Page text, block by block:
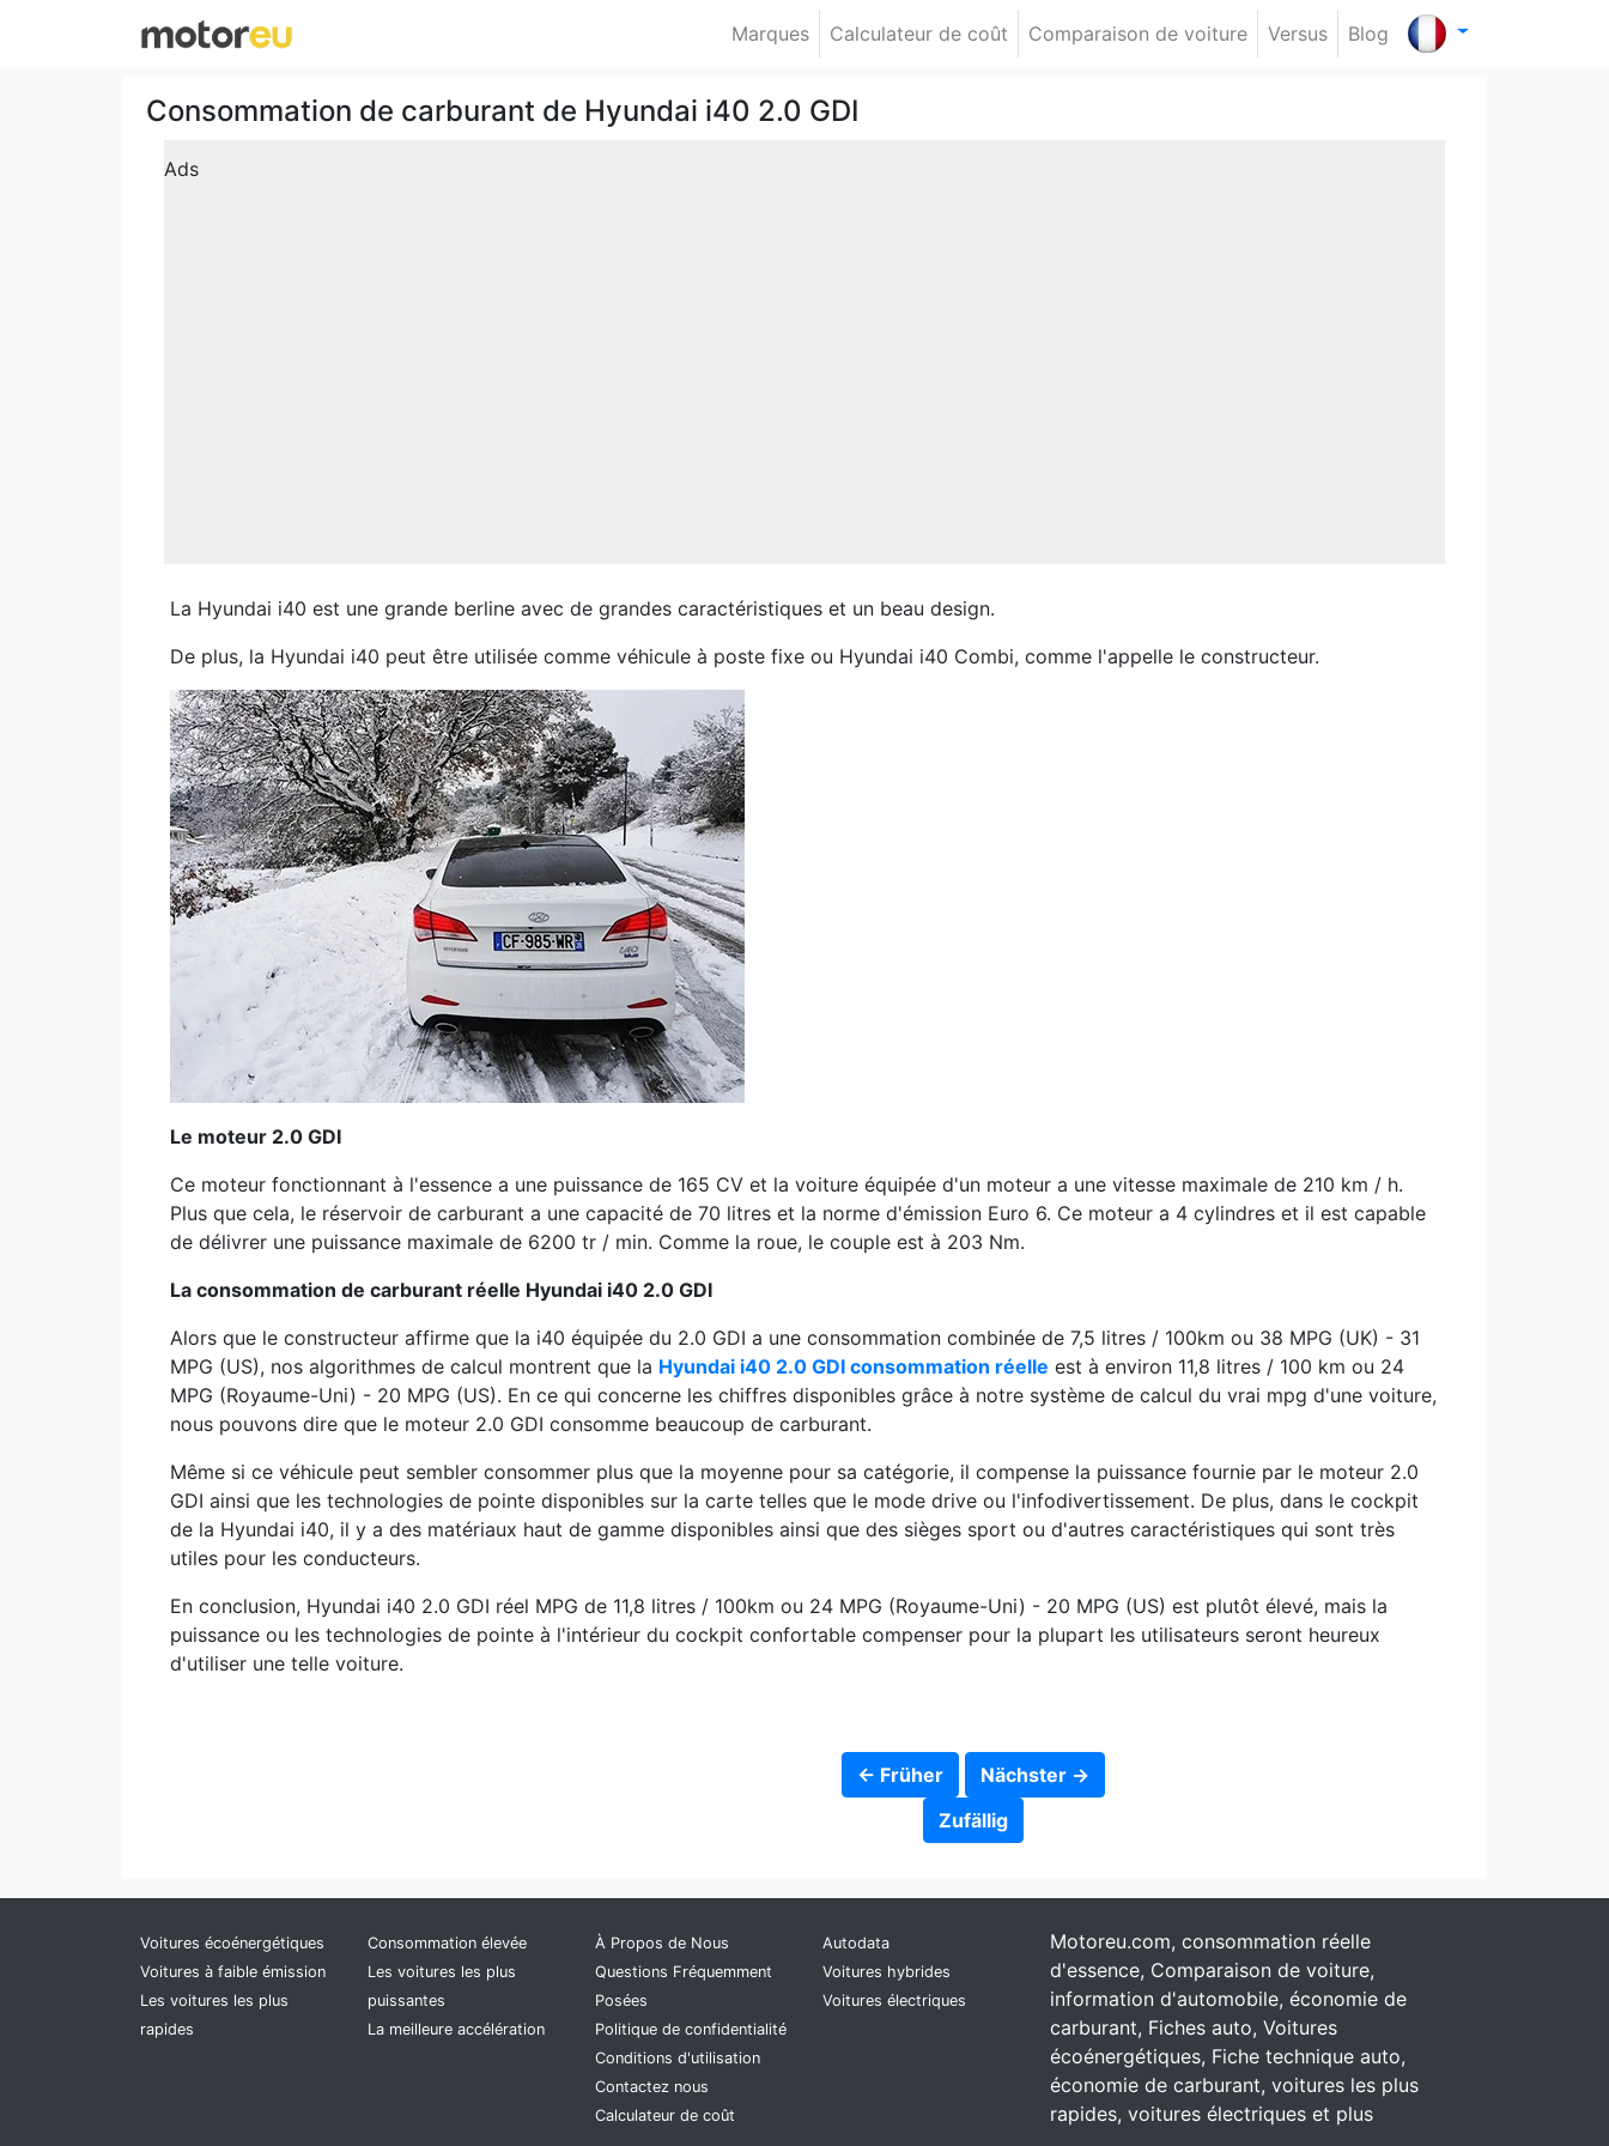
Marques Calculateur de coût Comparaison de voiture Versus Blog
Consommation de carburant de Hyundai i40 2.0 GDI
Ads
La Hyundai i40 est une grande berline avec de grandes caractéristiques et un beau design.
De plus, la Hyundai i40 peut être utilisée comme véhicule à poste fixe ou Hyundai i40 Combi, comme l'appelle le constructeur.
Le moteur 2.0 GDI
Ce moteur fonctionnant à l'essence a une puissance de 165 CV et la voiture équipée d'un moteur a une vitesse maximale de 210 km / h.
Plus que cela, le réservoir de carburant a une capacité de 70 litres et la norme d'émission Euro 6. Ce moteur a 4 cylindres et il est capable
de délivrer une puissance maximale de 6200 tr / min. Comme la roue, le couple est à 203 Nm.
La consommation de carburant réelle Hyundai i40 2.0 GDI
Alors que le constructeur affirme que la i40 équipée du 2.0 GDI a une consommation combinée de 7,5 litres / 100km ou 38 MPG (UK) - 31
MPG (US), nos algorithmes de calcul montrent que la Hyundai i40 2.0 GDI consommation réelle est à environ 11,8 litres / 100 km ou 24
MPG (Royaume-Uni) - 20 MPG (US). En ce qui concerne les chiffres disponibles grâce à notre système de calcul du vrai mpg d'une voiture,
nous pouvons dire que le moteur 2.0 GDI consomme beaucoup de carburant.
Même si ce véhicule peut sembler consommer plus que la moyenne pour sa catégorie, il compense la puissance fournie par le moteur 2.0
GDI ainsi que les technologies de pointe disponibles sur la carte telles que le mode drive ou l'infodivertissement. De plus, dans le cockpit
de la Hyundai i40, il y a des matériaux haut de gamme disponibles ainsi que des sièges sport ou d'autres caractéristiques qui sont très
utiles pour les conducteurs.
En conclusion, Hyundai i40 2.0 GDI réel MPG de 11,8 litres / 100km ou 24 MPG (Royaume-Uni) - 20 MPG (US) est plutôt élevé, mais la
puissance ou les technologies de pointe à l'intérieur du cockpit confortable compenser pour la plupart les utilisateurs seront heureux
d'utiliser une telle voiture.
← Früher
Nächster →
Zufällig
Voitures écoénergétiques
Voitures à faible émission
Les voitures les plus
rapides
Consommation élevée
Les voitures les plus
puissantes
La meilleure accélération
À Propos de Nous
Questions Fréquemment
Posées
Politique de confidentialité
Conditions d'utilisation
Contactez nous
Calculateur de coût
Autodata
Voitures hybrides
Voitures électriques
Motoreu.com, consommation réelle
d'essence, Comparaison de voiture,
information d'automobile, économie de
carburant, Fiches auto, Voitures
écoénergétiques, Fiche technique auto,
économie de carburant, voitures les plus
rapides, voitures électriques et plus